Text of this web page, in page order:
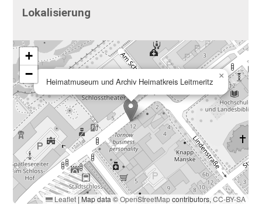
Lokalisierung
Heimatmuseum und Archiv Heimatkreis Leitmeritz
×
+
−
Leaflet | Map data ©OpenStreetMapcontributors,CC-BY-SA